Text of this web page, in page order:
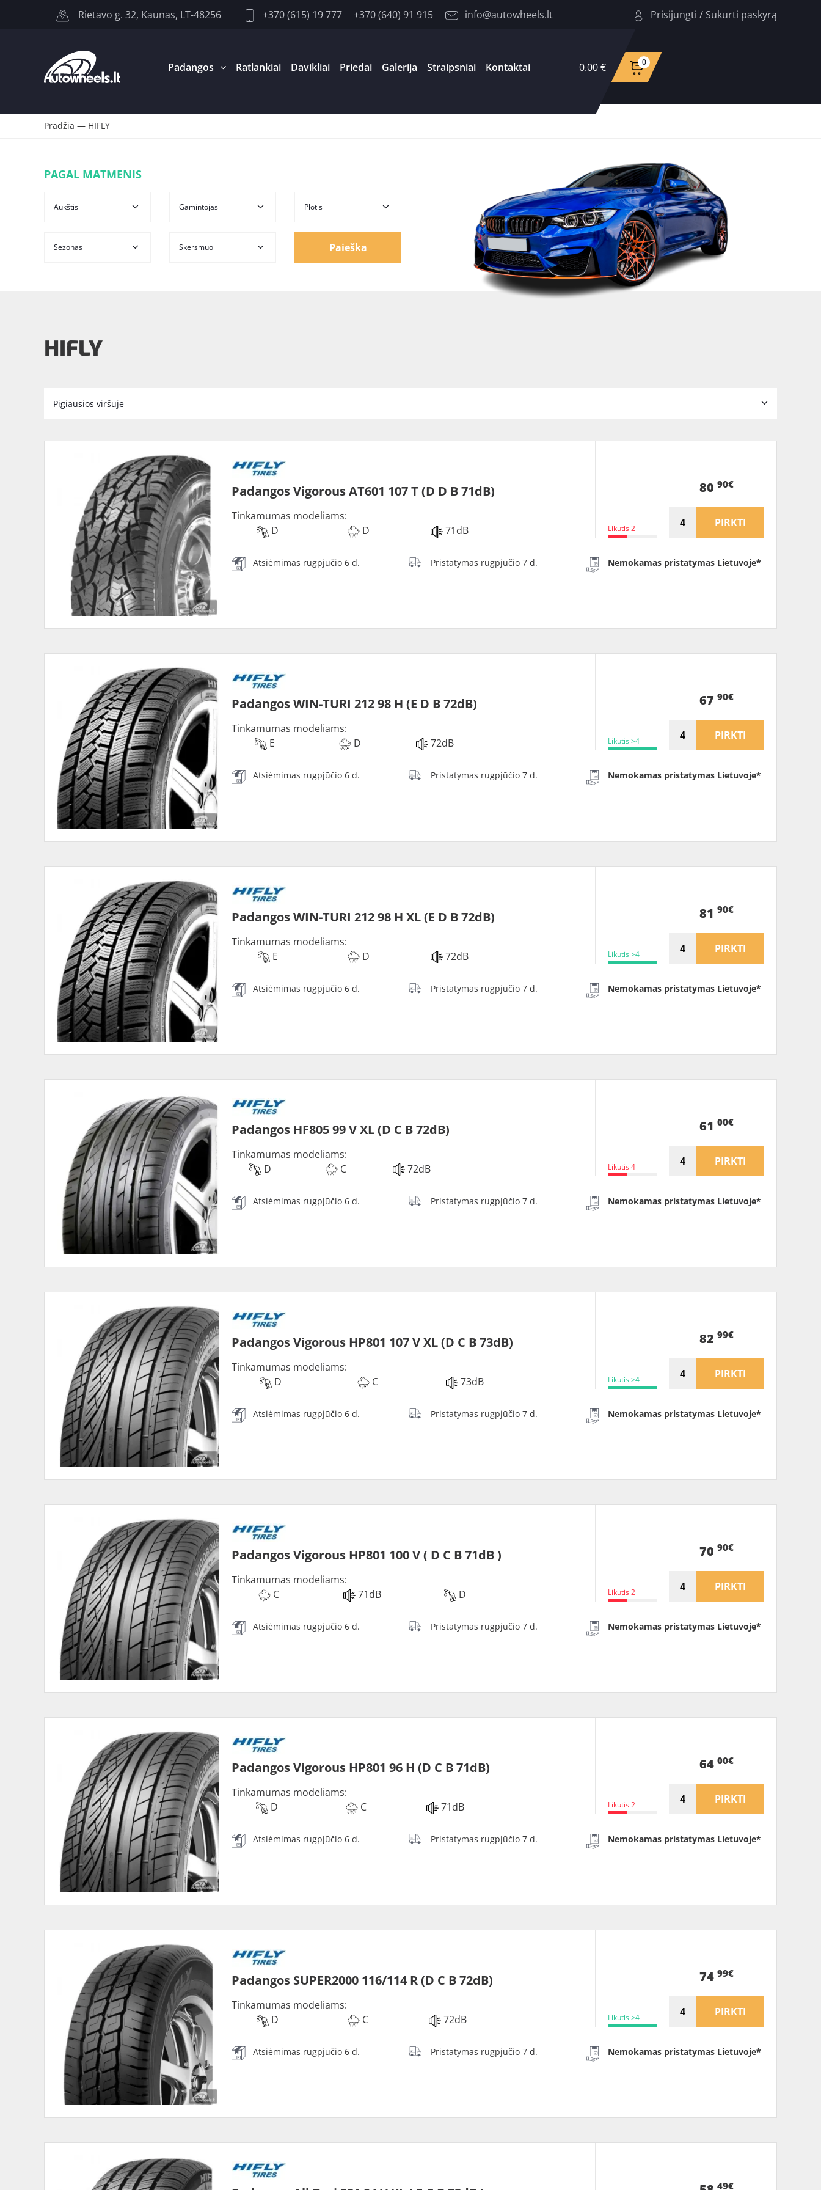
Rietavo g. 32, Kaunas, LT-48256 +370 (615) 19 777 +370 (640) 91 915 info@autowheels.lt Prisijungti / Sukurti paskyrą
Padangos Ratlankiai Davikliai Priedai Galerija Straipsniai Kontaktai 0.00 € 0
Pradžia — HIFLY
PAGAL MATMENIS
Paieška
HIFLY
Padangos Vigorous AT601 107 T (D D B 71dB)
Tinkamumas modeliams:
D
D 71dB Likutis 2
80 90€
PIRKTI
Atsiėmimas rugpjūčio 6 d. Pristatymas rugpjūčio 7 d. Nemokamas pristatymas Lietuvoje*
Padangos WIN-TURI 212 98 H (E D B 72dB)
Tinkamumas modeliams:
E
D 72dB Likutis >4
67 90€
PIRKTI
Atsiėmimas rugpjūčio 6 d. Pristatymas rugpjūčio 7 d. Nemokamas pristatymas Lietuvoje*
Padangos WIN-TURI 212 98 H XL (E D B 72dB)
Tinkamumas modeliams:
E
D 72dB Likutis >4
81 90€
PIRKTI
Atsiėmimas rugpjūčio 6 d. Pristatymas rugpjūčio 7 d. Nemokamas pristatymas Lietuvoje*
Padangos HF805 99 V XL (D C B 72dB)
Tinkamumas modeliams:
D
C 72dB Likutis 4
61 00€
PIRKTI
Atsiėmimas rugpjūčio 6 d. Pristatymas rugpjūčio 7 d. Nemokamas pristatymas Lietuvoje*
Padangos Vigorous HP801 107 V XL (D C B 73dB)
Tinkamumas modeliams:
D
C 73dB Likutis >4
82 99€
PIRKTI
Atsiėmimas rugpjūčio 6 d. Pristatymas rugpjūčio 7 d. Nemokamas pristatymas Lietuvoje*
Padangos Vigorous HP801 100 V ( D C B 71dB )
Tinkamumas modeliams:
C
71dB D Likutis 2
70 90€
PIRKTI
Atsiėmimas rugpjūčio 6 d. Pristatymas rugpjūčio 7 d. Nemokamas pristatymas Lietuvoje*
Padangos Vigorous HP801 96 H (D C B 71dB)
Tinkamumas modeliams:
D
C 71dB Likutis 2
64 00€
PIRKTI
Atsiėmimas rugpjūčio 6 d. Pristatymas rugpjūčio 7 d. Nemokamas pristatymas Lietuvoje*
Padangos SUPER2000 116/114 R (D C B 72dB)
Tinkamumas modeliams:
D
C 72dB Likutis >4
74 99€
PIRKTI
Atsiėmimas rugpjūčio 6 d. Pristatymas rugpjūčio 7 d. Nemokamas pristatymas Lietuvoje*
49€